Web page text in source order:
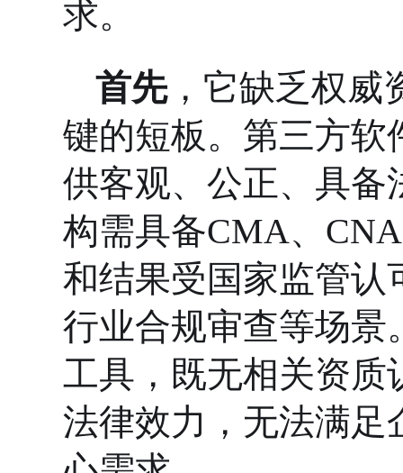
求。
首先，它缺乏权威
键的短板。第三方软
供客观、公正、具备
构需具备CMA、
和结果受国家监管认
行业合规审查等场景
工具，既无相关资质
法律效力，无法满足